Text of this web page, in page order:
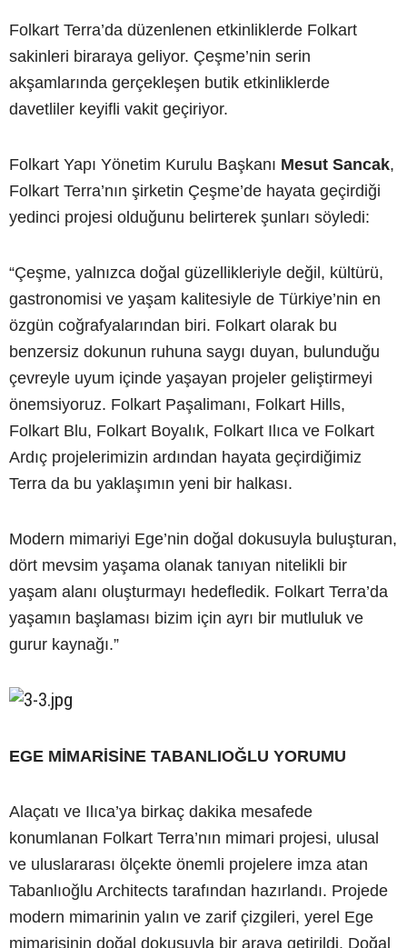
Folkart Terra’da düzenlenen etkinliklerde Folkart
sakinleri biraraya geliyor. Çeşme’nin serin
akşamlarında gerçekleşen butik etkinliklerde
davetliler keyifli vakit geçiriyor.
Folkart Yapı Yönetim Kurulu Başkanı Mesut Sancak,
Folkart Terra’nın şirketin Çeşme’de hayata geçirdiği
yedinci projesi olduğunu belirterek şunları söyledi:
“Çeşme, yalnızca doğal güzellikleriyle değil, kültürü,
gastronomisi ve yaşam kalitesiyle de Türkiye’nin en
özgün coğrafyalarından biri. Folkart olarak bu
benzersiz dokunun ruhuna saygı duyan, bulunduğu
çevreyle uyum içinde yaşayan projeler geliştirmeyi
önemsiyoruz. Folkart Paşalimanı, Folkart Hills,
Folkart Blu, Folkart Boyalık, Folkart Ilıca ve Folkart
Ardıç projelerimizin ardından hayata geçirdiğimiz
Terra da bu yaklaşımın yeni bir halkası.
Modern mimariyi Ege’nin doğal dokusuyla buluşturan,
dört mevsim yaşama olanak tanıyan nitelikli bir
yaşam alanı oluşturmayı hedefledik. Folkart Terra’da
yaşamın başlaması bizim için ayrı bir mutluluk ve
gurur kaynağı.”
EGE MİMARİSİNE TABANLIOĞLU YORUMU
Alaçatı ve Ilıca’ya birkaç dakika mesafede
konumlanan Folkart Terra’nın mimari projesi, ulusal
ve uluslararası ölçekte önemli projelere imza atan
Tabanlıoğlu Architects tarafından hazırlandı. Projede
modern mimarinin yalın ve zarif çizgileri, yerel Ege
mimarisinin doğal dokusuyla bir araya getirildi. Doğal